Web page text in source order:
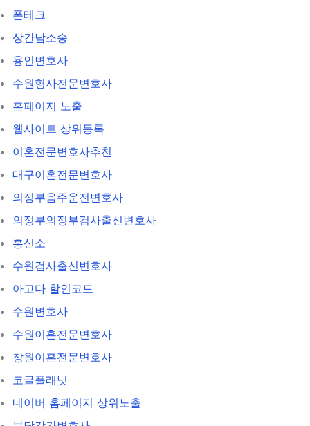
폰테크
상간남소송
용인변호사
수원형사전문변호사
홈페이지 노출
웹사이트 상위등록
이혼전문변호사추천
대구이혼전문변호사
의정부음주운전변호사
의정부의정부검사출신변호사
흥신소
수원검사출신변호사
아고다 할인코드
수원변호사
수원이혼전문변호사
창원이혼전문변호사
코글플래닛
네이버 홈페이지 상위노출